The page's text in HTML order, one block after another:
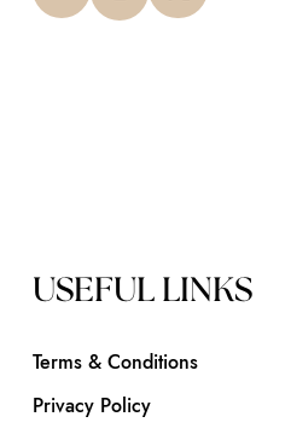
USEFUL LINKS
Terms & Conditions
Privacy Policy